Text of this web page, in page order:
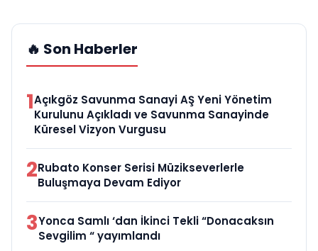
🔥 Son Haberler
1Açıkgöz Savunma Sanayi AŞ Yeni Yönetim
Kurulunu Açıkladı ve Savunma Sanayinde
Küresel Vizyon Vurgusu
2Rubato Konser Serisi Müzikseverlerle
Buluşmaya Devam Ediyor
3Yonca Samlı ‘dan İkinci Tekli “Donacaksın
Sevgilim “ yayımlandı